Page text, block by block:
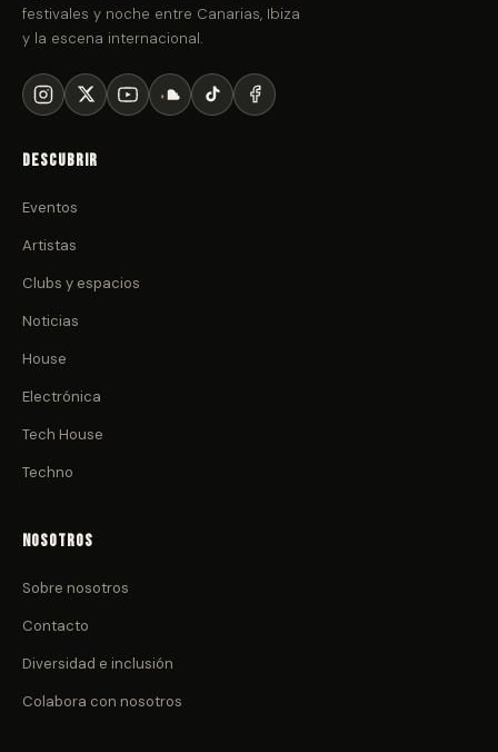
festivales y noche entre Canarias, Ibiza
y la escena internacional.
Descubrir
Eventos
Artistas
Clubs y espacios
Noticias
House
Electrónica
Tech House
Techno
Nosotros
Sobre nosotros
Contacto
Diversidad e inclusión
Colabora con nosotros